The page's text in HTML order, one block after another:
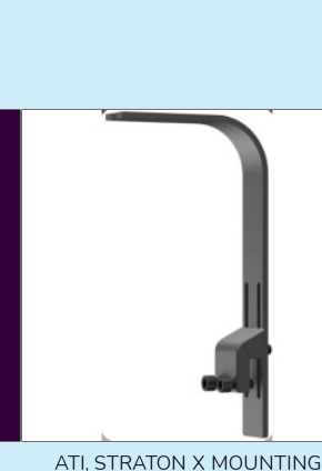
ATI, STRATON X MOUNTING